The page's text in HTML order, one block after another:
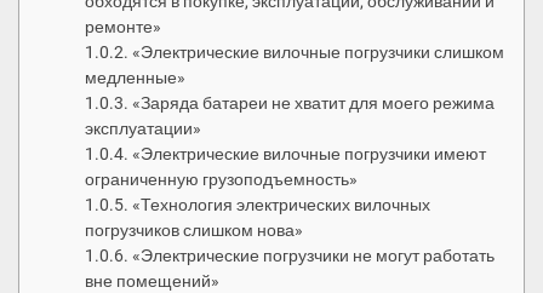
ремонте»
«Электрические вилочные погрузчики слишком
медленные»
«Заряда батареи не хватит для моего режима
эксплуатации»
«Электрические вилочные погрузчики имеют
ограниченную грузоподъемность»
«Технология электрических вилочных
погрузчиков слишком нова»
«Электрические погрузчики не могут работать
вне помещений»